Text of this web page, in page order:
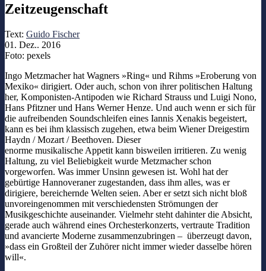
Zeitzeugenschaft
Text: Guido Fischer
01. Dez.. 2016
Foto: pexels
Ingo Metzmacher hat Wagners »Ring« und Rihms »Eroberung von
Mexiko« dirigiert. Oder auch, schon von ihrer politischen Haltung
her, Komponisten-Antipoden wie Richard Strauss und Luigi Nono,
Hans Pfitzner und Hans Werner Henze. Und auch wenn er sich für
die aufreibenden Soundschleifen eines Iannis Xenakis begeistert,
kann es bei ihm klassisch zugehen, etwa beim Wiener Dreigestirn
Haydn / Mozart / Beethoven. Dieser
enorme musikalische Appetit kann bisweilen irritieren. Zu wenig
Haltung, zu viel Beliebigkeit wurde Metzmacher schon
vorgeworfen. Was immer Unsinn gewesen ist. Wohl hat der
gebürtige Hannoveraner zugestanden, dass ihm alles, was er
dirigiere, bereichernde Welten seien. Aber er setzt sich nicht bloß
unvoreingenommen mit verschiedensten Strömungen der
Musikgeschichte auseinander. Vielmehr steht dahinter die Absicht,
gerade auch während eines Orchesterkonzerts, vertraute Tradition
und avancierte Moderne zusammenzubringen – überzeugt davon,
»dass ein Großteil der Zuhörer nicht immer wieder dasselbe hören
will«.